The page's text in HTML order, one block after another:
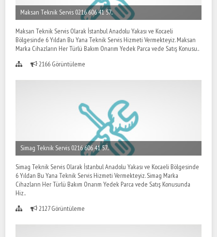
Maksan Teknik Servis 0216 606 41 57..
Maksan Teknik Servis Olarak İstanbul Anadolu Yakası ve Kocaeli
Bölgesinde 6 Yıldan Bu Yana Teknik Servis Hizmeti Vermekteyiz. Maksan
Marka Cihazların Her Türlü Bakım Onarım Yedek Parca vede Satış Konusu..
2166 Görüntüleme
Simag Teknik Servis 0216 606 41 57..
Simag Teknik Servis Olarak İstanbul Anadolu Yakası ve Kocaeli Bölgesinde
6 Yıldan Bu Yana Teknik Servis Hizmeti Vermekteyiz. Simag Marka
Cihazların Her Türlü Bakım Onarım Yedek Parca vede Satış Konusunda
Hiz..
2127 Görüntüleme